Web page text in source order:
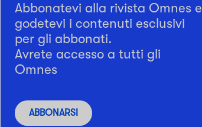
Abbonatevi alla rivista Omnes e
godetevi i contenuti esclusivi
per gli abbonati.
Avrete accesso a tutti gli
Omnes
ABBONARSI